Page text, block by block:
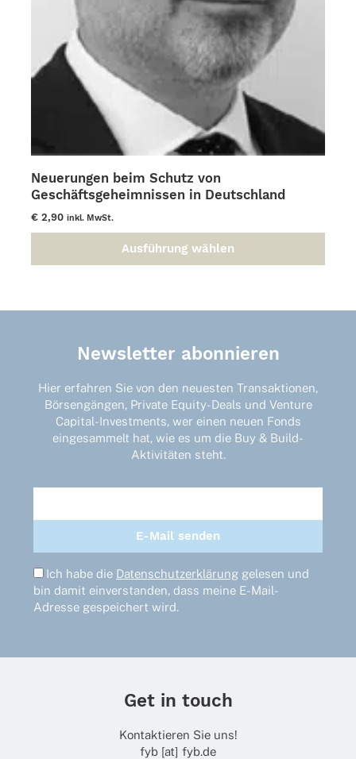
Neuerungen beim Schutz von
Geschäftsgeheimnissen in Deutschland
€2,90 inkl. MwSt.
Ausführung wählen
können
auf
Produktseite
Newsletter abonnieren
Hier erfahren Sie von den neuesten Transaktionen,
Börsengängen, Private Equity-Deals und Venture
Capital-Investments, wer einen neuen Fonds
eingesammelt hat, wie es um die Buy & Build-
Aktivitäten steht.
Ich habe die Datenschutzerklärung gelesen und
bin damit einverstanden, dass meine E-Mail-
Adresse gespeichert wird.
Get in touch
Kontaktieren Sie uns!
fyb [at] fyb.de